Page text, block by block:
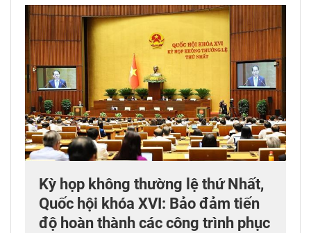
Kỳ họp không thường lệ thứ Nhất,
Quốc hội khóa XVI: Bảo đảm tiến
độ hoàn thành các công trình phục